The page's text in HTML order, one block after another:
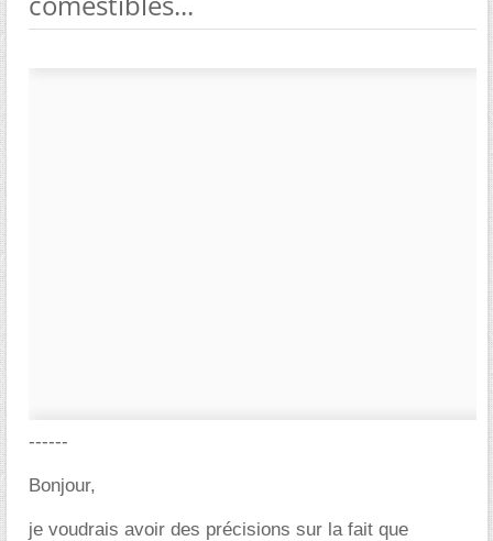
------
Bonjour,
je voudrais avoir des précisions sur la fait que